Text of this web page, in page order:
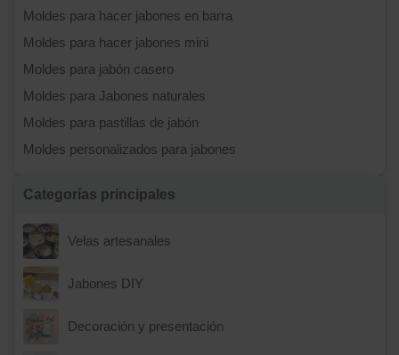
Moldes para hacer jabones en barra
Moldes para hacer jabones mini
Moldes para jabón casero
Moldes para Jabones naturales
Moldes para pastillas de jabón
Moldes personalizados para jabones
Categorías principales
Velas artesanales
Jabones DIY
Decoración y presentación